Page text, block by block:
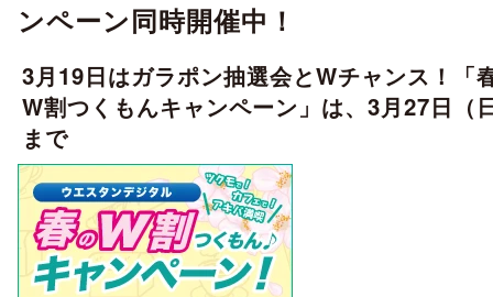
ンペーン同時開催中！
3月19日はガラポン抽選会とWチャンス！「
W割つくもんキャンペーン」は、3月27日（
まで